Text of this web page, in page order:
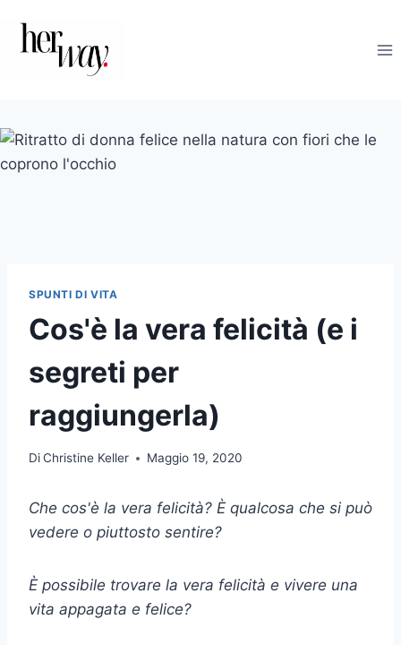
contenuto
SPUNTI DI VITA
Cos'è la vera felicità (e i
segreti per
raggiungerla)
DiChristine Keller Maggio 19, 2020
Che cos'è la vera felicità? È qualcosa che si può
vedere o piuttosto sentire?
È possibile trovare la vera felicità e vivere una
vita appagata e felice?